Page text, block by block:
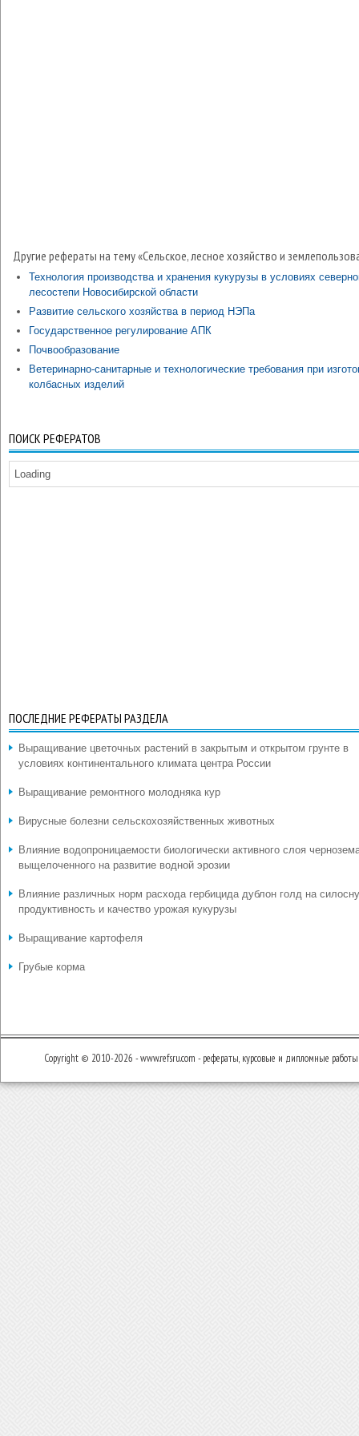
Другие рефераты на тему «Сельское, лесное хозяйство и
Технология производства и хранения кукурузы в условиях
лесостепи Новосибирской области
Развитие сельского хозяйства в период НЭПа
Государственное регулирование АПК
Почвообразование
Ветеринарно-санитарные и технологические требования при
колбасных изделий
ПОИСК РЕФЕРАТОВ
Loading
ПОСЛЕДНИЕ РЕФЕРАТЫ РАЗДЕЛА
Выращивание цветочных растений в закрытым и открытом грунте в
условиях континентального климата центра России
Выращивание ремонтного молодняка кур
Вирусные болезни сельскохозяйственных животных
Влияние водопроницаемости биологически активного слоя
выщелоченного на развитие водной эрозии
Влияние различных норм расхода гербицида дублон голд на
продуктивность и качество урожая кукурузы
Выращивание картофеля
Грубые корма
Copyright © 2010-2026 - www.refsru.com - рефераты, курсовые и дипломные работы